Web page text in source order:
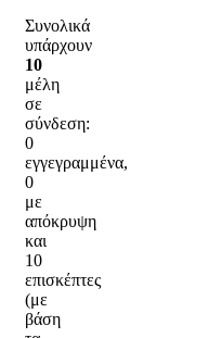
Συνολικά
υπάρχουν
10
μέλη
σε
σύνδεση:
0
εγγεγραμμένα,
0
με
απόκρυψη
και
10
επισκέπτες
(με
βάση